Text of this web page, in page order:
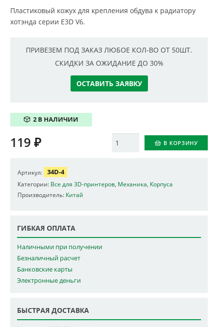
Пластиковый кожух для крепления обдува к радиатору
хотэнда серии E3D V6.
ПРИВЕЗЕМ ПОД ЗАКАЗ ЛЮБОЕ КОЛ-ВО ОТ 50ШТ.
СКИДКИ ЗА ОЖИДАНИЕ ДО 30%
ОСТАВИТЬ ЗАЯВКУ
2 В НАЛИЧИИ
Количество В КОРЗИНУ
119 ₽
Артикул: 34D-4
Категории: Все для 3D-принтеров Механика Корпуса
Производитель: Китай
ГИБКАЯ ОПЛАТА
Наличными при получении
Безналичный расчет
Банковские карты
Электронные деньги
БЫСТРАЯ ДОСТАВКА